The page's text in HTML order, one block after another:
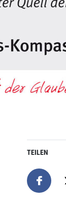
TEILEN